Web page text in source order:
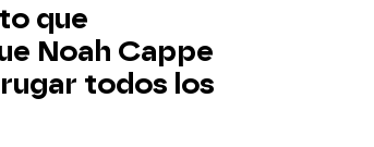
que
Noah Cappe
todos los